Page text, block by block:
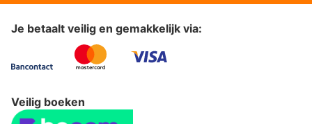
Je betaalt veilig en gemakkelijk via:
Veilig boeken